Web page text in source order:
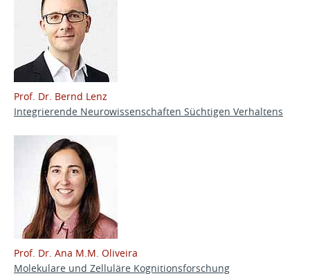
Prof. Dr. Bernd Lenz
Integrierende Neurowissenschaften Süchtigen Verhaltens
Prof. Dr. Ana M.M. Oliveira
Molekulare und Zelluläre Kognitionsforschung